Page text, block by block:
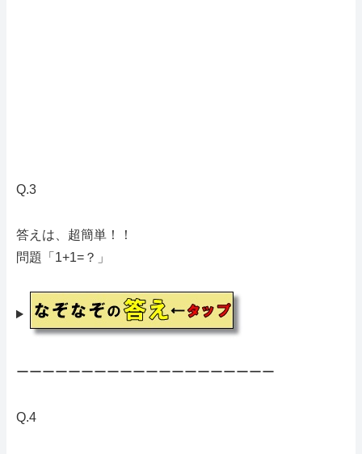
Q.3
答えは、超簡単！！
問題「1+1=？」
ーーーーーーーーーーーーーーーーーーーー
Q.4